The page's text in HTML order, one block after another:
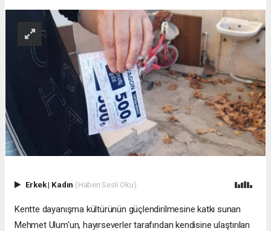
Erkek| Kadın (Haberi Sesli Oku)
Kentte dayanışma kültürünün güçlendirilmesine katkı sunan
Mehmet Ulum'un, hayırseverler tarafından kendisine ulaştırılan